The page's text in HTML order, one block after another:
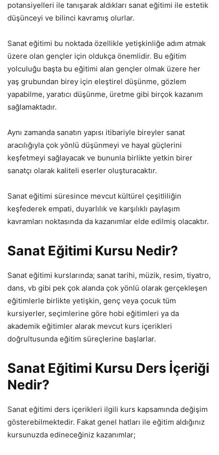
potansiyelleri ile tanışarak aldıkları sanat eğitimi ile estetik
düşünceyi ve bilinci kavramış olurlar.
Sanat eğitimi bu noktada özellikle yetişkinliğe adım atmak
üzere olan gençler için oldukça önemlidir. Bu eğitim
yolculuğu başta bu eğitimi alan gençler olmak üzere her
yaş grubundan birey için eleştirel düşünme, gözlem
yapabilme, yaratıcı düşünme, üretme gibi birçok kazanım
sağlamaktadır.
Aynı zamanda sanatın yapısı itibariyle bireyler sanat
aracılığıyla çok yönlü düşünmeyi ve hayal güçlerini
keşfetmeyi sağlayacak ve bununla birlikte yetkin birer
sanatçı olarak kaliteli eserler oluşturacaktır.
Sanat eğitimi süresince mevcut kültürel çeşitliliğin
keşfederek empati, duyarlılık ve karşılıklı paylaşım
kavramları noktasında da kazanımlar elde edilmiş olacaktır.
Sanat Eğitimi Kursu Nedir?
Sanat eğitimi kurslarında; sanat tarihi, müzik, resim, tiyatro,
dans, vb gibi pek çok alanda çok yönlü olarak gerçekleşen
eğitimlerle birlikte yetişkin, genç veya çocuk tüm
kursiyerler, seçimlerine göre hobi eğitimleri ya da
akademik eğitimler alarak mevcut kurs içerikleri
doğrultusunda eğitim süreçlerine başlarlar.
Sanat Eğitimi Kursu Ders İçeriği
Nedir?
Sanat eğitimi ders içerikleri ilgili kurs kapsamında değişim
gösterebilmektedir. Fakat genel hatları ile eğitim aldığınız
kursunuzda edineceğiniz kazanımlar;